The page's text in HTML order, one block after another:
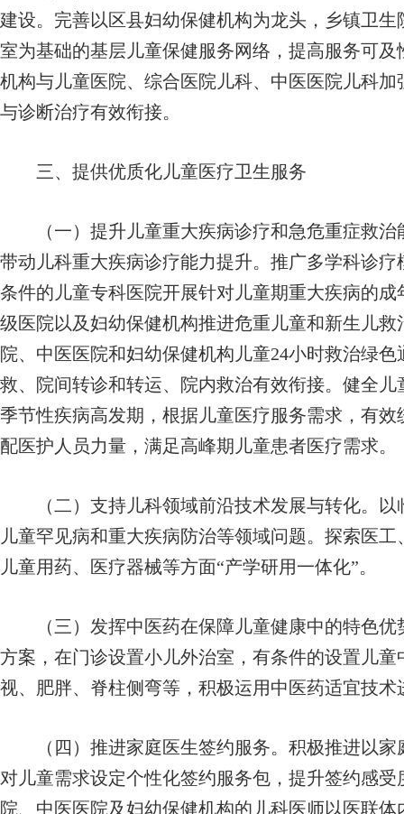
建设。完善以区县妇幼保健机构为龙头，乡镇卫
室为基础的基层儿童保健服务网络，提高服务可
机构与儿童医院、综合医院儿科、中医医院儿科
与诊断治疗有效衔接。
三、提供优质化儿童医疗卫生服务
（一）提升儿童重大疾病诊疗和急危重症救治
带动儿科重大疾病诊疗能力提升。推广多学科诊
条件的儿童专科医院开展针对儿童期重大疾病的
级医院以及妇幼保健机构推进危重儿童和新生儿
院、中医医院和妇幼保健机构儿童24小时救治绿
救、院间转诊和转运、院内救治有效衔接。健全
季节性疾病高发期，根据儿童医疗服务需求，有
配医护人员力量，满足高峰期儿童患者医疗需求。
（二）支持儿科领域前沿技术发展与转化。以
儿童罕见病和重大疾病防治等领域问题。探索医
儿童用药、医疗器械等方面“产学研用一体化”。
（三）发挥中医药在保障儿童健康中的特色优
方案，在门诊设置小儿外治室，有条件的设置儿
视、肥胖、脊柱侧弯等，积极运用中医药适宜技术
（四）推进家庭医生签约服务。积极推进以家
对儿童需求设定个性化签约服务包，提升签约感
院、中医医院及妇幼保健机构的儿科医师以医联